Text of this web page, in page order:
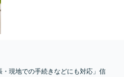
・現地での手続きなどにも対応」信